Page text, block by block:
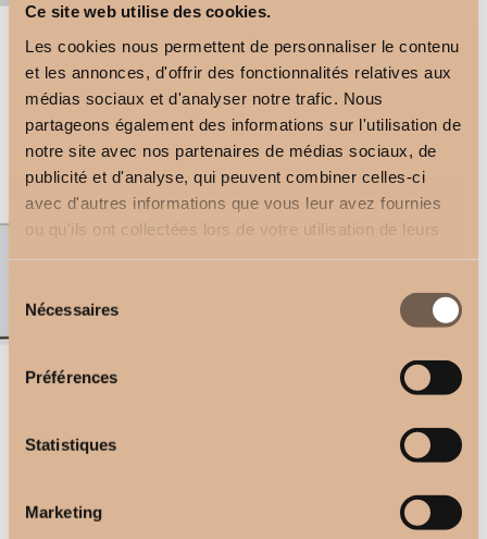
Ce site web utilise des cookies.
Les cookies nous permettent de personnaliser le contenu
et les annonces, d'offrir des fonctionnalités relatives aux
médias sociaux et d'analyser notre trafic. Nous
partageons également des informations sur l'utilisation de
notre site avec nos partenaires de médias sociaux, de
publicité et d'analyse, qui peuvent combiner celles-ci
avec d'autres informations que vous leur avez fournies
ou qu'ils ont collectées lors de votre utilisation de leurs
consentement
Nécessaires
Préférences
Statistiques
Marketing
Double Square Bracket
2,50€
Double Square Bracket
24,60€
Wall bracket 11 cm